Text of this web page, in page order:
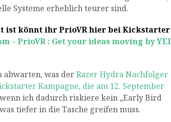
Systeme erheblich teurer sind.
ist könnt ihr PrioVR hier bei Kickstarter
– PrioVR : Get your ideas moving by YEI
abwarten, was derRazer Hydra Nachfolger
Kampagne, die am 12. September
wenn ich dadurch riskiere kein „Early Bird
tiefer in die Tasche greifen muss.